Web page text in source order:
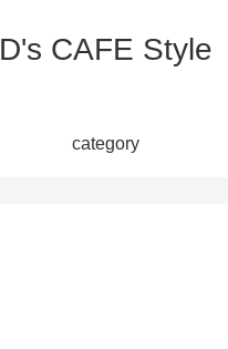
D's CAFE Style
category